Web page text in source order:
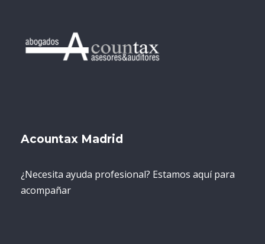
Acountax Madrid
¿Necesita ayuda profesional? Estamos aquí para
acompañar